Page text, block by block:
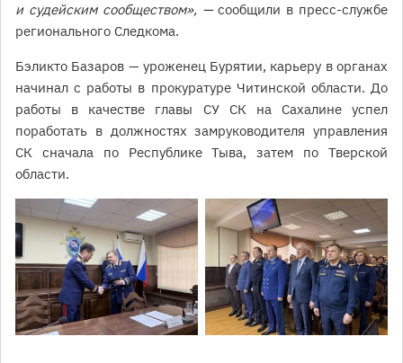
и судейским сообществом», —сообщили в пресс-службе
регионального Следкома.
Бэликто Базаров — уроженец Бурятии, карьеру в органах
начинал с работы в прокуратуре Читинской области. До
работы в качестве главы СУ СК на Сахалине успел
поработать в должностях замруководителя управления
СК сначала по Республике Тыва, затем по Тверской
области.